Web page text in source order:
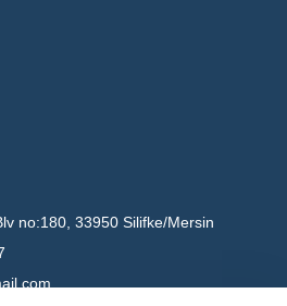
no:180, 33950 Silifke/Mersin